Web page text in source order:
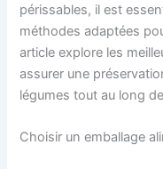
périssables, il est
méthodes adaptées
article explore les
assurer une
légumes tout au long
Choisir un emballage